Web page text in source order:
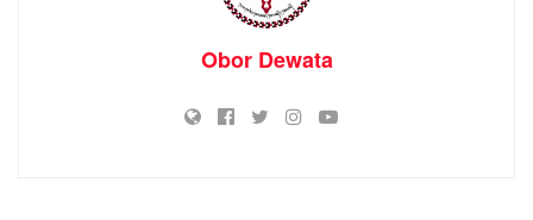
Obor Dewata